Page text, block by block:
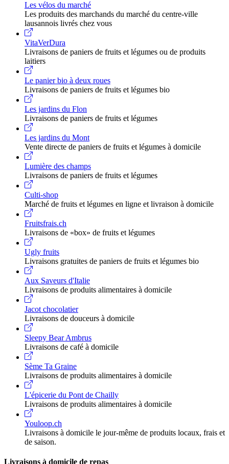
Les vélos du marché
Les produits des marchands du marché du centre-ville
lausannois livrés chez vous
VitaVerDura
Livraisons de paniers de fruits et légumes ou de produits
laitiers
Le panier bio à deux roues
Livraisons de paniers de fruits et légumes bio
Les jardins du Flon
Livraisons de paniers de fruits et légumes
Les jardins du Mont
Vente directe de paniers de fruits et légumes à domicile
Lumière des champs
Livraisons de paniers de fruits et légumes
Culti-shop
Marché de fruits et légumes en ligne et livraison à domicile
Fruitsfrais.ch
Livraisons de «box» de fruits et légumes
Ugly fruits
Livraisons gratuites de paniers de fruits et légumes bio
Aux Saveurs d'Italie
Livraisons de produits alimentaires à domicile
Jacot chocolatier
Livraisons de douceurs à domicile
Sleepy Bear Ambrus
Livraisons de café à domicile
Sème Ta Graine
Livraisons de produits alimentaires à domicile
L'épicerie du Pont de Chailly
Livraisons de produits alimentaires à domicile
Youloop.ch
Livraisons à domicile le jour-même de produits locaux, frais et
de saison.
Livraisons à domicile de repas